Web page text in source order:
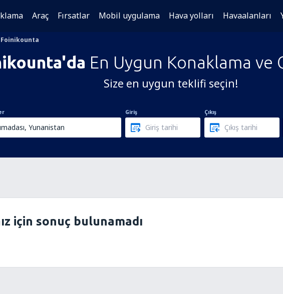
Araç Fırsatlar Mobil uygulama Hava yolları Havaalanları
Foinikounta
En Uygun Konaklama ve
Size en uygun teklifi seçin!
Giriş Çıkış
için sonuç bulunamadı